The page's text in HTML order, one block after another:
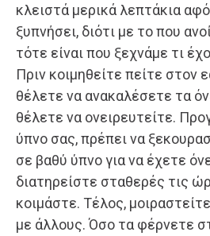
κλειστά μερικά λεπτάκια
ξυπνήσει, διότι με το που
τότε είναι που ξεχνάμε τι
Πριν κοιμηθείτε πείτε στον
θέλετε να ανακαλέσετε τα
θέλετε να ονειρευτείτε.
ύπνο σας, πρέπει να
σε βαθύ ύπνο για να έχετε
διατηρείστε σταθερές τις
κοιμάστε. Τέλος,
με άλλους. Όσο τα φέρνετε